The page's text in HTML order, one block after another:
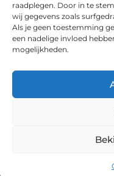
raadplegen. Door in te
wij gegevens zoals
Als je geen toestemming
een nadelige invloed
mogelijkheden.
WP All-